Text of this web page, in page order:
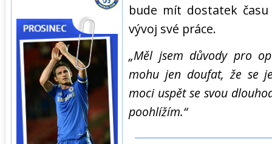
bude mít dostatek
vývoj své práce.
„Měl jsem důvody pro
mohu jen doufat, že se
moci uspět se svou
poohlížím.“